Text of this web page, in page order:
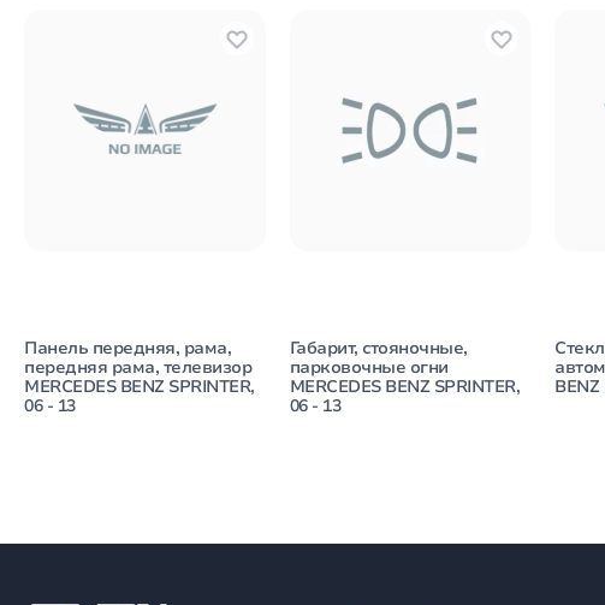
Панель передняя, рама,
передняя рама, телевизор
MERCEDES BENZ SPRINTER,
06 - 13
Габарит, стояночные,
парковочные огни
MERCEDES BENZ SPRINTER,
06 - 13
BENZ